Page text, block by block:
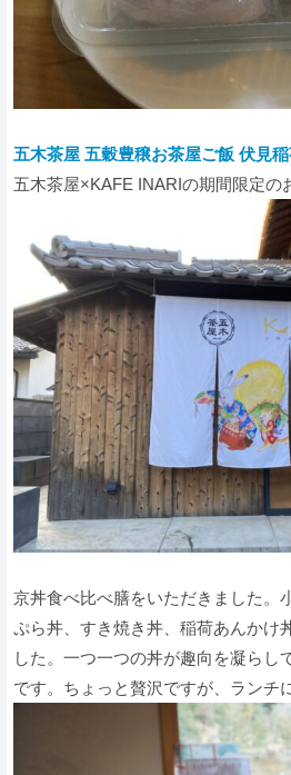
五木茶屋 五穀豊穣お茶屋ご飯 伏見
五木茶屋×KAFE INARIの期間限定の
京丼食べ比べ膳をいただきました。
ぷら丼、すき焼き丼、稲荷あんかけ
した。一つ一つの丼が趣向を凝らし
です。ちょっと贅沢ですが、ランチ